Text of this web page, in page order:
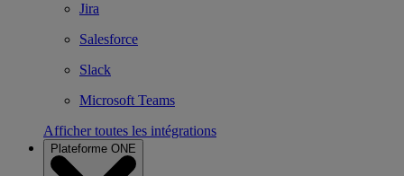
Jira
Salesforce
Slack
Microsoft Teams
Afficher toutes les intégrations
Plateforme ONE